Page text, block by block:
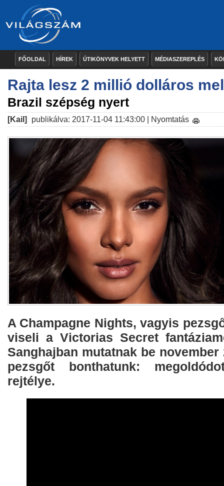
FŐOLDAL HÍREK ÚTIKÖNYVEK HELYETT MÉDIASZEREPLÉS
Rajta lesz 2 millió dolláros
Brazil szépség nyert
[Kail] publikálva: 2017-11-04 11:43:00 | Nyomtatás
A Champagne Nights, vagyis
viseli a Victorias Secret
Sanghajban mutatnak be
pezsgőt bonthatunk:
rejtélye.